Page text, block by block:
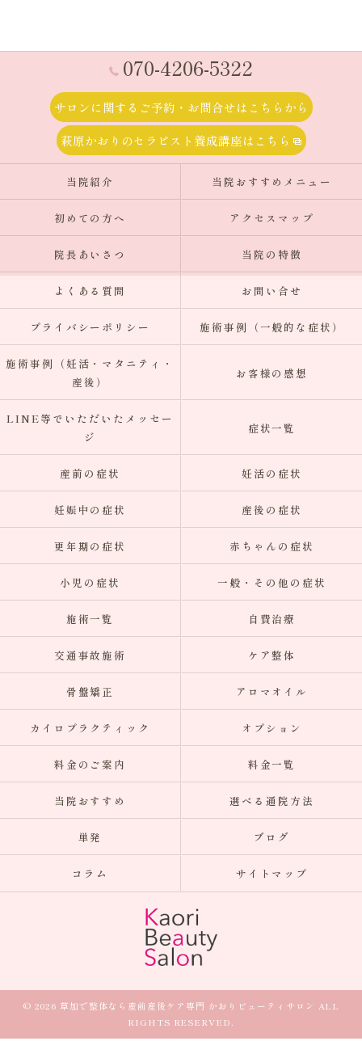
070-4206-5322
サロンに関するご予約・お問合せはこちらから
萩原かおりのセラピスト養成講座はこちら
当院紹介 当院おすすめメニュー
初めての方へ アクセスマップ
院長あいさつ 当院の特徴
よくある質問 お問い合せ
プライバシーポリシー 施術事例（一般的な症状）
施術事例（妊活・マタニティ・
産後）
お客様の感想
LINE等でいただいたメッセー
ジ
症状一覧
産前の症状 妊活の症状
妊娠中の症状 産後の症状
更年期の症状 赤ちゃんの症状
小児の症状 一般・その他の症状
施術一覧 自費治療
交通事故施術 ケア整体
骨盤矯正 アロマオイル
カイロプラクティック オプション
料金のご案内 料金一覧
当院おすすめ 選べる通院方法
単発 ブログ
コラム サイトマップ
© 2026 草加で整体なら産前産後ケア専門 かおりビューティサロン ALL
RIGHTS RESERVED.